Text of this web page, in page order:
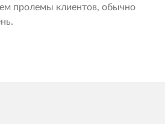
пролемы клиентов, обычно